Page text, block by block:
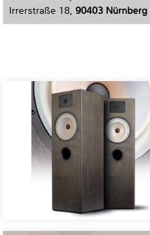
Irrerstraße 18, 90403 Nürnberg